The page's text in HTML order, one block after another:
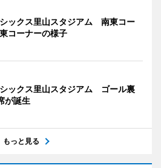
ックス里山スタジアム 南東コー
コーナーの様子
ックス里山スタジアム ゴール裏
が誕生
もっと見る